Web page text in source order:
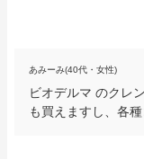
あみーみ(40代・女性)
ビオデルマ のクレ
も買えますし、各